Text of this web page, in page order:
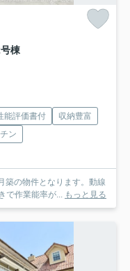
棟
能評価書付
収納豊富
ン
築の物件となります。動線
で作業能率が... もっと見る